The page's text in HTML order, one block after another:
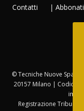
Contatti |
© Tecniche Nuove Spa.
20157 Milano | Codice
Registrazione